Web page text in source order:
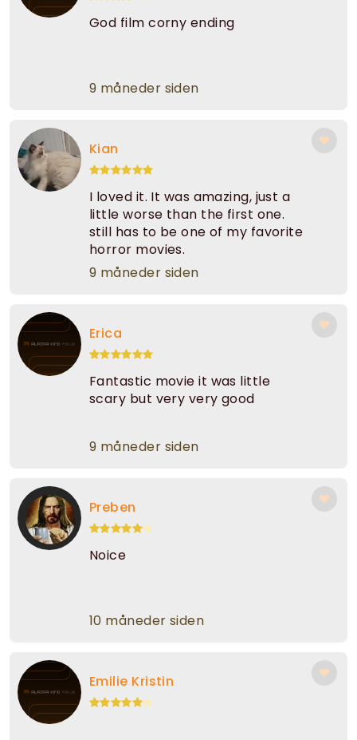
God film corny ending
9 måneder siden
Kian
I loved it. It was amazing, just a
little worse than the first one.
still has to be one of my favorite
horror movies.
9 måneder siden
Erica
Fantastic movie it was little
scary but very very good
9 måneder siden
Preben
Noice
10 måneder siden
Emilie Kristin